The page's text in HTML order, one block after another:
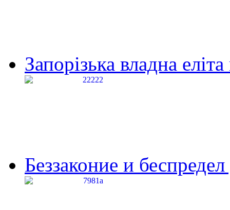
Запорізька владна
Беззаконие и